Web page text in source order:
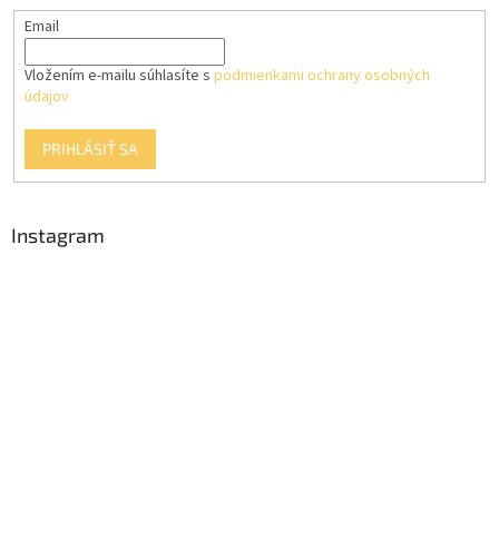
Email
Vložením e-mailu súhlasíte s podmienkami ochrany osobných
údajov
PRIHLÁSIŤ SA
Instagram